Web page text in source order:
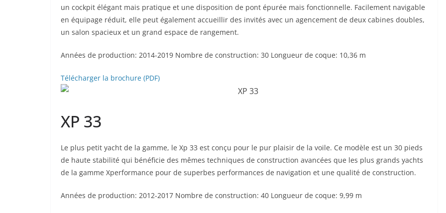
un cockpit élégant mais pratique et une disposition de pont épurée mais fonctionnelle. Facilement navigable
en équipage réduit, elle peut également accueillir des invités avec un agencement de deux cabines doubles,
un salon spacieux et un grand espace de rangement.
Années de production: 2014-2019 Nombre de construction: 30 Longueur de coque: 10,36 m
Télécharger la brochure (PDF)
XP 33
Le plus petit yacht de la gamme, le Xp 33 est conçu pour le pur plaisir de la voile. Ce modèle est un 30 pieds
de haute stabilité qui bénéficie des mêmes techniques de construction avancées que les plus grands yachts
de la gamme Xperformance pour de superbes performances de navigation et une qualité de construction.
Années de production: 2012-2017 Nombre de construction: 40 Longueur de coque: 9,99 m